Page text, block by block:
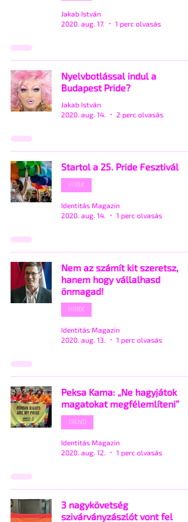
Jakab István
2020. aug. 17.
1 perc olvasás
Nyelvbotlással indul a
Budapest Pride?
Jakab István
2020. aug. 14.
2 perc olvasás
Startol a 25. Pride Fesztivál
HÍREK
Identitás Magazin
2020. aug. 14.
1 perc olvasás
Nem az számít kit szeretsz,
hanem hogy vállalhasd
önmagad!
HÍREK
Identitás Magazin
2020. aug. 13.
1 perc olvasás
Peksa Kama: „Ne hagyjátok
magatokat megfélemlíteni”
TREND
Identitás Magazin
2020. aug. 12.
1 perc olvasás
3 nagykövetség
szivárványzászlót vont fel